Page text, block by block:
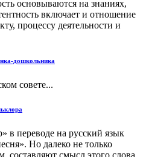
основываются на знаниях,
включает и отношение
процессу деятельности и
дошкольника
совете...
в переводе на русский язык
Но далеко не только
смысл этого слова.